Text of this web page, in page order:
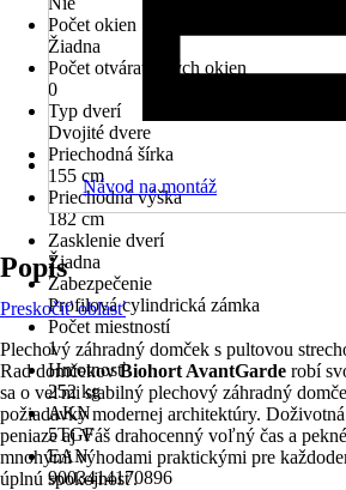
Počet okien
Žiadna
Počet otvárateľných okien
0
Typ dverí
Dvojité dvere
Priechodná šírka
155 cm
Priechodná výška
182 cm
Zasklenie dverí
Žiadna
Zabezpečenie
Profilová cylindrická zámka
Počet miestností
1
Hmotnosť
252 kg
AKN
5TGF
EAN
9003414170896
Návod na montáž
Popis
Preskočiť oblasť
Plechový záhradný domček s pultovou
Rad domčekovBiohort AvantGarde robí
sa o veľmi stabilný plechový záhradný
požiadavky modernej architektúry.
peniaze aj Váš drahocenný voľný čas a
mnohými výhodami praktickými pre
úplnú spokojnosť.